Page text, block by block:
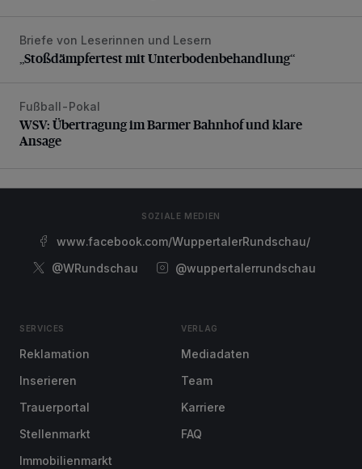
„Stoßdämpfertest mit Unterbodenbehandlung“
Briefe von Leserinnen und Lesern
„Stoßdämpfertest mit Unterbodenbehandlung“
WSV: Übertragung im Barmer Bahnhof und klare Ansage
Fußball-Pokal
WSV: Übertragung im Barmer Bahnhof und klare
Ansage
SOZIALE MEDIEN
www.facebook.com/WuppertalerRundschau/
@WRundschau
@wuppertalerrundschau
SERVICES
Reklamation
Inserieren
Trauerportal
Stellenmarkt
Immobilienmarkt
VERLAG
Mediadaten
Team
Karriere
FAQ